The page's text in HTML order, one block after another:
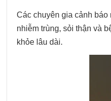
Các chuyên gia cảnh
nhiễm trùng, sỏi thận và
khỏe lâu dài.